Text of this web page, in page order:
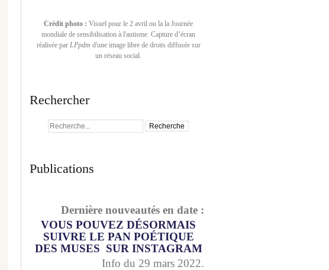
Crédit photo : Visuel pour le 2 avril ou la la Journée
mondiale de sensibilisation à l'autisme. Capture d’écran
réalisée par LPpdm d'une image libre de droits diffusée sur
un réseau social.
Rechercher
Publications
Dernière nouveautés en date :
VOUS POUVEZ DÉSORMAIS
SUIVRE LE PAN POÉTIQUE
DES MUSES SUR INSTAGRAM
Info du 29 mars 2022.